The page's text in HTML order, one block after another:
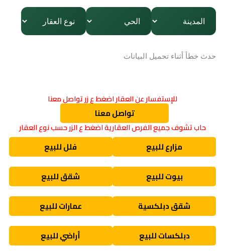
حدث خطأ أثناء تحميل البيانات
للإستفسار عن العقار اضغط ع زر تواصل معنا
تواصل معنا
حاب تشوف جميع الفرص العقارية اضغط ع الزر حسب نوع العقار
مزارع للبيع فلل للبيع
بيوت للبيع شقق للبيع
شقق دبلكسية عمارات للبيع
دبلكسات للبيع أراضي للبيع